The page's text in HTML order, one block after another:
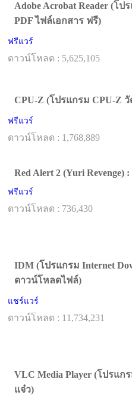
Adobe Acrobat Reader (โ
PDF ไฟล์เอกสาร ฟรี)
ฟรีแวร์
ดาวน์โหลด : 5,625,105
CPU-Z (โปรแกรม CPU-Z
ฟรีแวร์
ดาวน์โหลด : 1,768,889
Red Alert 2 (Yuri Revenge)
ฟรีแวร์
ดาวน์โหลด : 736,430
IDM (โปรแกรม Internet
ดาวน์โหลดไฟล์)
แชร์แวร์
ดาวน์โหลด : 11,734,231
VLC Media Player (โปรแ
แจ๋ว)